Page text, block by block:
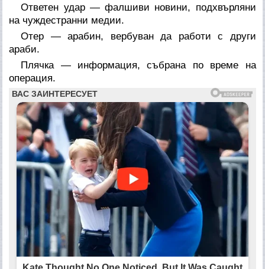
Ответен удар — фалшиви новини, подхвърляни
на чуждестранни медии.
Отер — арабин, вербуван да работи с други
араби.
Плячка — информация, събрана по време на
операция.